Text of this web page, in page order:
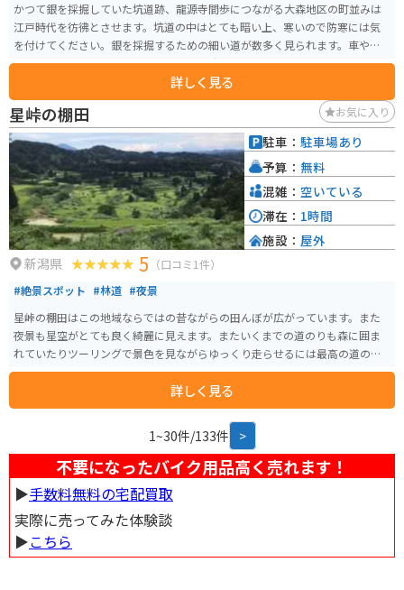
かつて銀を採掘していた坑道跡、龍源寺間歩につながる大森地区の町並みは
江戸時代を彷彿とさせます。坑道の中はとても暗い上、寒いので防寒には気
を付けてください。銀を採掘するための細い道が数多く見られます。車やバ
イクで行く場合は、世界遺産センターに駐車してそこからバスで行くのがオ
詳しく見る
星峠の棚田 お気に入り
新潟県 5 （口コミ1件）
#絶景スポット #林道 #夜景
星峠の棚田はこの地域ならではの昔ながらの田んぼが広がっています。また
夜景も星空がとても良く綺麗に見えます。またいくまでの道のりも森に囲ま
れていたりツーリングで景色を見ながらゆっくり走らせるには最高の道のり
となっていました。
詳しく見る
駐車： 駐車場あり
予算： 無料
混雑： 空いている
滞在： 1時間
施設： 屋外
1~30件/133件 >
不要になったバイク用品高く売れます！
▶︎手数料無料の宅配買取
実際に売ってみた体験談
▶︎こちら